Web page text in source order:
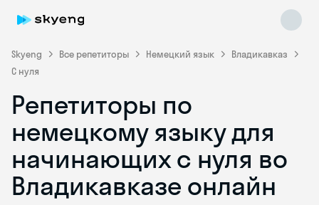
Skyeng Все репетиторы Немецкий язык
Владикавказ
С нуля
Репетиторы по
немецкому языку для
начинающих с нуля во
Владикавказе онлайн
Skyeng Chat
online